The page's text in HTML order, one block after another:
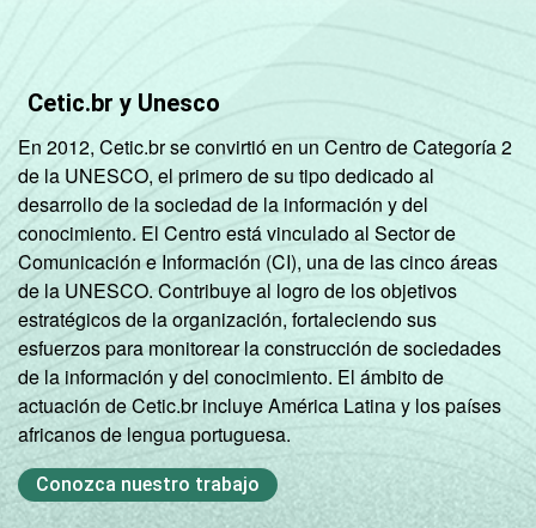
PORTE DO
Micro (até 9
ocupadas)
Pequena (de
10 a 49
pessoas
ocupadas)
84 13 2
Média (de 50
a 249
pessoas
ocupadas)
97 1 2
Grande
Cetic.br y Unesco
En 2012, Cetic.br se convirtió en un Centro de Categoría 2
de la UNESCO, el primero de su tipo dedicado al
desarrollo de la sociedad de la información y del
conocimiento. El Centro está vinculado al Sector de
Comunicación e Información (CI), una de las cinco áreas
de la UNESCO. Contribuye al logro de los objetivos
estratégicos de la organización, fortaleciendo sus
esfuerzos para monitorear la construcción de sociedades
de la información y del conocimiento. El ámbito de
actuación de Cetic.br incluye América Latina y los países
africanos de lengua portuguesa.
Conozca nuestro trabajo